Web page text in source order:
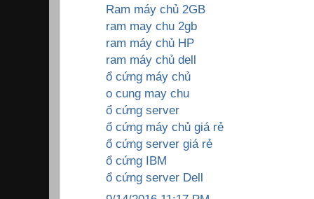
Ram máy chủ 2GB
ram may chu 2gb
ram máy chủ HP
ram máy chủ dell
ổ cứng máy chủ
o cung may chu
ổ cứng server
ổ cứng máy chủ giá rẻ
ổ cứng server giá rẻ
ổ cứng IBM
ổ cứng server Dell